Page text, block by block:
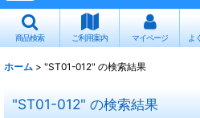
商品検索 ご利用案内 マイページ よ
ホーム > "ST01-012" の検索結果
"ST01-012" の検索結果